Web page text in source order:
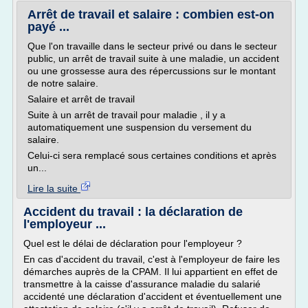
Arrêt de travail et salaire : combien est-on
payé ...
Que l'on travaille dans le secteur privé ou dans le secteur
public, un arrêt de travail suite à une maladie, un accident
ou une grossesse aura des répercussions sur le montant
de notre salaire.
Salaire et arrêt de travail
Suite à un arrêt de travail pour maladie , il y a
automatiquement une suspension du versement du
salaire.
Celui-ci sera remplacé sous certaines conditions et après
un...
Lire la suite
Accident du travail : la déclaration de
l'employeur ...
Quel est le délai de déclaration pour l'employeur ?
En cas d'accident du travail, c'est à l'employeur de faire les
démarches auprès de la CPAM. Il lui appartient en effet de
transmettre à la caisse d'assurance maladie du salarié
accidenté une déclaration d'accident et éventuellement une